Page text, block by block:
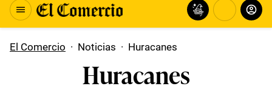
El Comercio · Noticias · Huracanes
Huracanes